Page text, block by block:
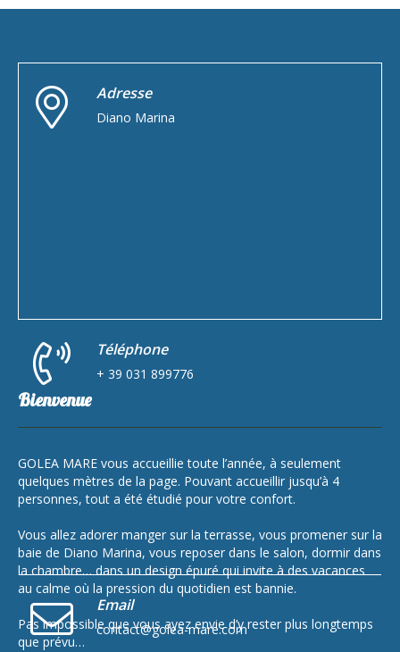
Adresse
Diano Marina
Téléphone
+ 39 031 899776
Email
contact@golea-mare.com
Bienvenue
GOLEA MARE vous accueillie toute l’année, à seulement
quelques mètres de la page. Pouvant accueillir jusqu’à 4
personnes, tout a été étudié pour votre confort.
Vous allez adorer manger sur la terrasse, vous promener sur la
baie de Diano Marina, vous reposer dans le salon, dormir dans
la chambre… dans un design épuré qui invite à des vacances
au calme où la pression du quotidien est bannie.
Pas impossible que vous ayez envie d’y rester plus longtemps
que prévu…